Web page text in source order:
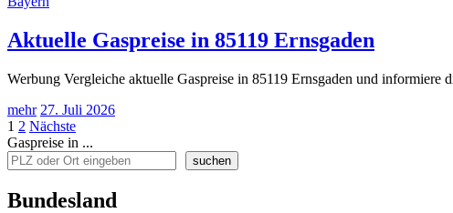
Aktuelle Gaspreise in 85119 Ernsgaden
Werbung Vergleiche aktuelle Gaspreise in 85119 Ernsgaden und
mehr 27. Juli 2026
Seitennummerierung
der
Beiträge
1 2 Nächste
Gaspreise in ...
suchen
Bundesland